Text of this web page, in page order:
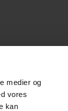
medier og
vores
kan